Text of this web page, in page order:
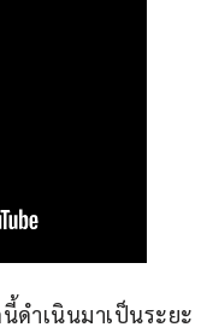
ดำเนินมาเป็นระยะ